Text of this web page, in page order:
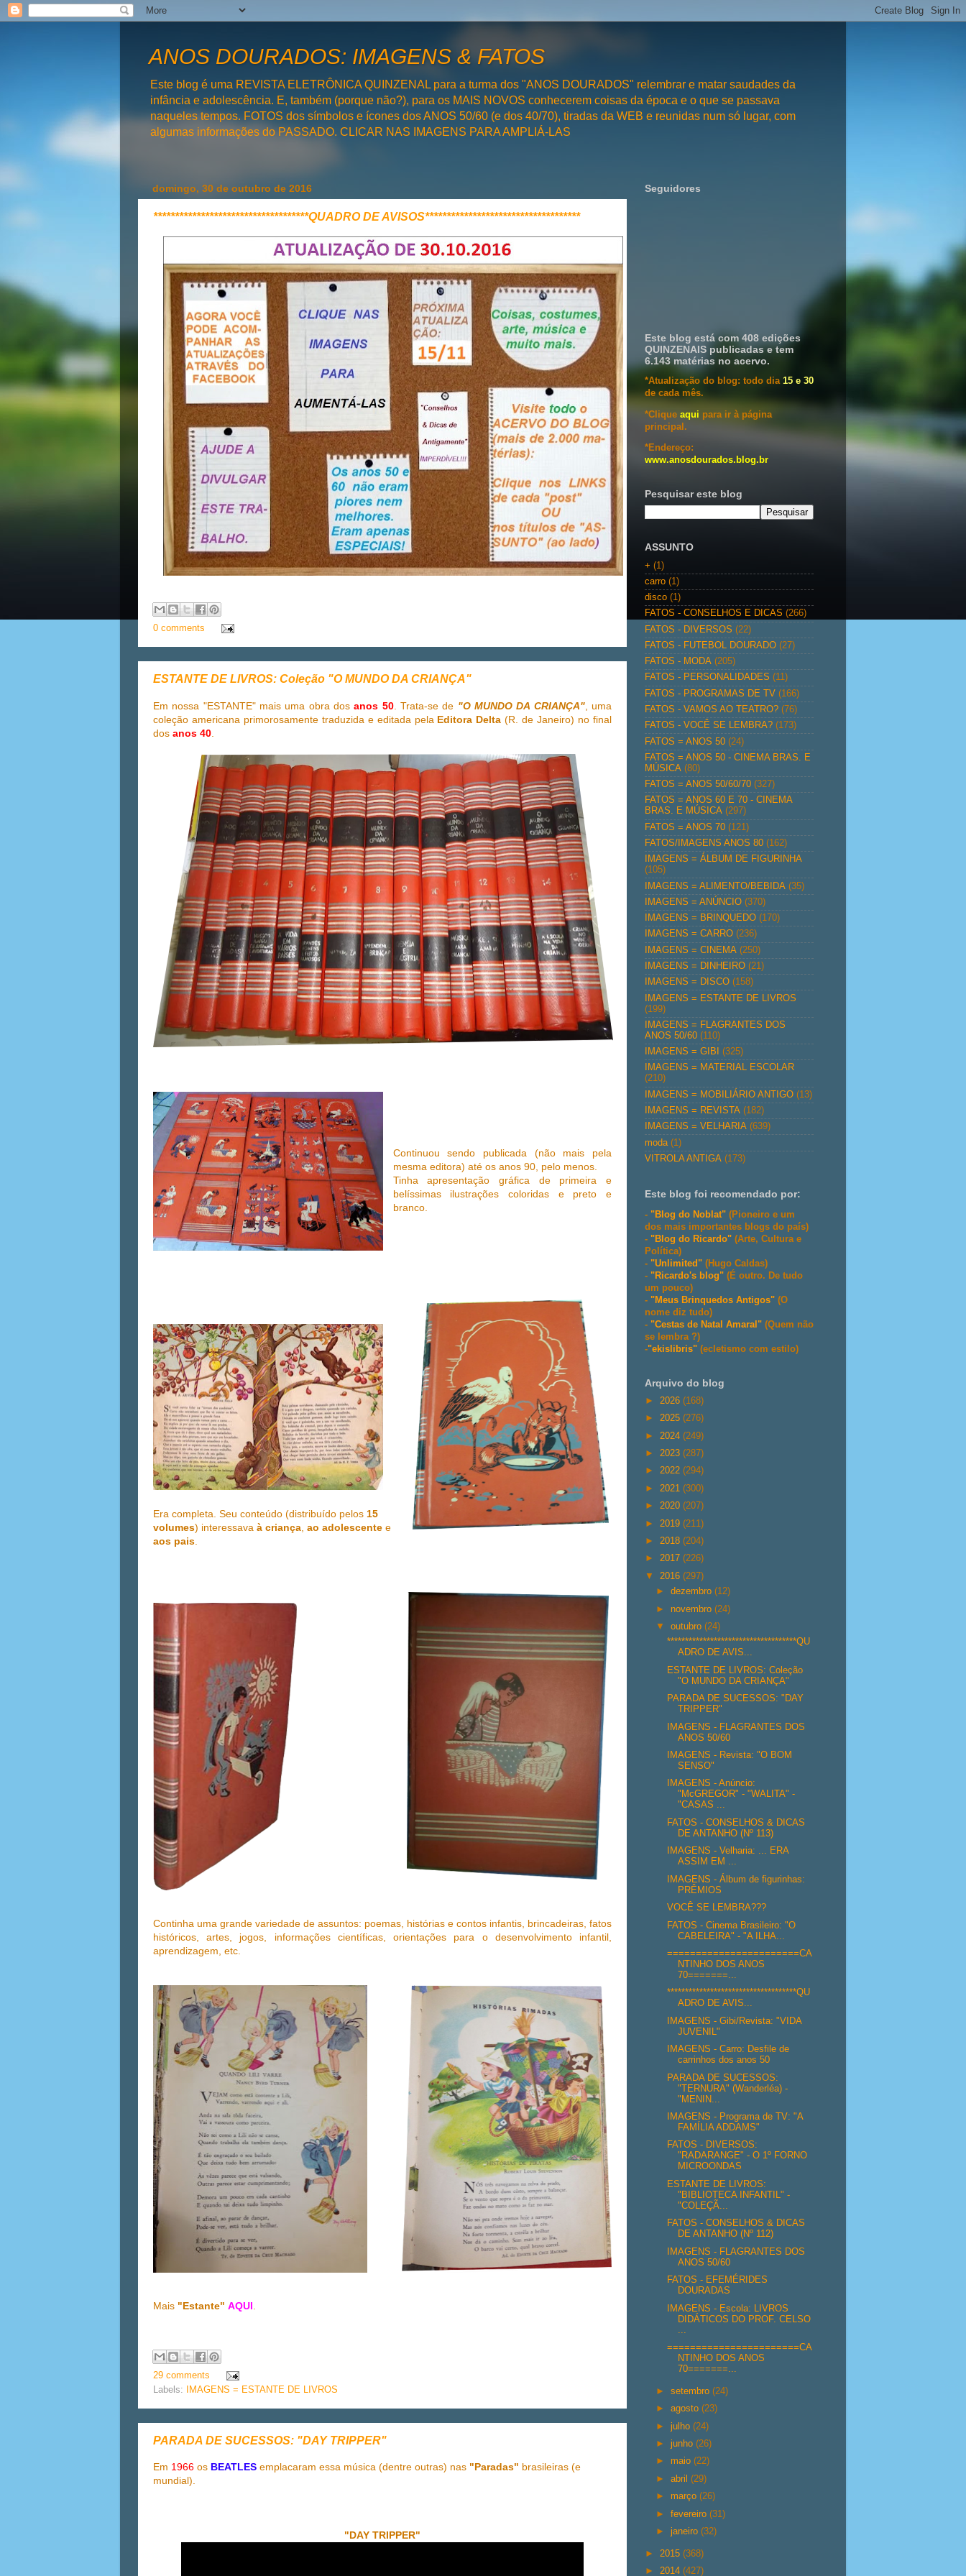
ANOS DOURADOS: IMAGENS & FATOS
Este blog é uma REVISTA ELETRÔNICA QUINZENAL para a turma dos "ANOS DOURADOS" relembrar e matar saudades da
infância e adolescência. E, também (porque não?), para os MAIS NOVOS conhecerem coisas da época e o que se passava
naqueles tempos. FOTOS dos símbolos e ícones dos ANOS 50/60 (e dos 40/70), tiradas da WEB e reunidas num só lugar, com
algumas informações do PASSADO. CLICAR NAS IMAGENS PARA AMPLIÁ-LAS
domingo, 30 de outubro de 2016
************************************QUADRO DE AVISOS************************************
0 comments
ESTANTE DE LIVROS: Coleção "O MUNDO DA CRIANÇA"
Em nossa "ESTANTE" mais uma obra dosanos 50. Trata-se de "O MUNDO DA CRIANÇA", uma
coleção americana primorosamente traduzida e editada pela Editora Delta (R. de Janeiro) no final
dos anos 40
Continuou sendo publicada (não mais pela
mesma editora) até os anos 90, pelo menos.
Tinha apresentação gráfica de primeira e
belíssimas ilustrações coloridas e preto e
branco.
Era completa. Seu conteúdo (distribuído pelos 15
volumes) interessava à criança ao adolescente e
aos pais
Continha uma grande variedade de assuntos: poemas, histórias e contos infantis, brincadeiras, fatos
históricos, artes, jogos, informações científicas, orientações para o desenvolvimento infantil,
aprendizagem, etc.
Mais "Estante" AQUI
29 comments
Labels:
IMAGENS = ESTANTE DE LIVROS
PARADA DE SUCESSOS: "DAY TRIPPER"
Em 1966 os BEATLES emplacaram essa música (dentre outras) nas "Paradas" brasileiras (e
mundial).
"DAY TRIPPER"
Seguidores
Este blog está com 408 edições
QUINZENAIS publicadas e tem
6.143 matérias no acervo.
*Atualização do blog: todo dia 15 e 30
de cada mês.
*Clique aqui para ir à página
principal.
*Endereço:
www.anosdourados.blog.br
Pesquisar este blog
ASSUNTO
+ (1)
carro (1)
disco (1)
FATOS - CONSELHOS E DICAS (266)
FATOS - DIVERSOS (22)
FATOS - FUTEBOL DOURADO (27)
FATOS - MODA (205)
FATOS - PERSONALIDADES (11)
FATOS - PROGRAMAS DE TV (166)
FATOS - VAMOS AO TEATRO? (76)
FATOS - VOCÊ SE LEMBRA? (173)
FATOS = ANOS 50 (24)
FATOS = ANOS 50 - CINEMA BRAS. E
MÚSICA (80)
FATOS = ANOS 50/60/70 (327)
FATOS = ANOS 60 E 70 - CINEMA
BRAS. E MÚSICA (297)
FATOS = ANOS 70 (121)
FATOS/IMAGENS ANOS 80 (162)
IMAGENS = ÁLBUM DE FIGURINHA
(105)
IMAGENS = ALIMENTO/BEBIDA (35)
IMAGENS = ANÚNCIO (370)
IMAGENS = BRINQUEDO (170)
IMAGENS = CARRO (236)
IMAGENS = CINEMA (250)
IMAGENS = DINHEIRO (21)
IMAGENS = DISCO (158)
IMAGENS = ESTANTE DE LIVROS
(199)
IMAGENS = FLAGRANTES DOS
ANOS 50/60 (110)
IMAGENS = GIBI
(325)
IMAGENS = MATERIAL ESCOLAR
(210)
IMAGENS = MOBILIÁRIO ANTIGO (13)
IMAGENS = REVISTA (182)
IMAGENS = VELHARIA (639)
moda (1)
VITROLA ANTIGA (173)
Este blog foi recomendado por:
- "Blog do Noblat" (Pioneiro e um
dos mais importantes blogs do país)
- "Blog do Ricardo" (Arte, Cultura e
Política)
- "Unlimited" (Hugo Caldas)
- "Ricardo's blog" (É outro. De tudo
um pouco)
- "Meus Brinquedos Antigos" (O
nome diz tudo)
- "Cestas de Natal Amaral" (Quem não
se lembra ?)
-"ekislibris" (ecletismo com estilo)
Arquivo do blog
► 2026 (168)
► 2025 (276)
► 2024 (249)
► 2023 (287)
► 2022 (294)
► 2021 (300)
► 2020 (207)
► 2019 (211)
► 2018 (204)
► 2017 (226)
▼ 2016 (297)
►dezembro(12)
► novembro(24)
▼outubro(24)
************************************QU
ADRO DE AVIS...
ESTANTE DE LIVROS: Coleção
"O MUNDO DA CRIANÇA"
PARADA DE SUCESSOS: "DAY
TRIPPER"
IMAGENS - FLAGRANTES DOS
ANOS 50/60
IMAGENS - Revista: "O BOM
SENSO"
IMAGENS - Anúncio:
"McGREGOR" - "WALITA" -
"CASAS ...
FATOS - CONSELHOS & DICAS
DE ANTANHO (Nº 113)
IMAGENS - Velharia: ... ERA
ASSIM EM ...
IMAGENS - Álbum de figurinhas:
PRÊMIOS
VOCÊ SE LEMBRA???
FATOS - Cinema Brasileiro: "O
CABELEIRA" - "A ILHA...
=======================CA
NTINHO DOS ANOS
70=======...
************************************QU
ADRO DE AVIS...
IMAGENS - Gibi/Revista: "VIDA
JUVENIL"
IMAGENS - Carro: Desfile de
carrinhos dos anos 50
PARADA DE SUCESSOS:
"TERNURA" (Wanderléa) -
"MENIN...
IMAGENS - Programa de TV: "A
FAMÍLIA ADDAMS"
FATOS - DIVERSOS:
"RADARANGE" - O 1º FORNO
MICROONDAS
ESTANTE DE LIVROS:
"BIBLIOTECA INFANTIL" -
"COLEÇÃ...
FATOS - CONSELHOS & DICAS
DE ANTANHO (Nº 112)
IMAGENS - FLAGRANTES DOS
ANOS 50/60
FATOS - EFEMÉRIDES
DOURADAS
IMAGENS - Escola: LIVROS
DIDÁTICOS DO PROF. CELSO
=======================CA
NTINHO DOS ANOS
70=======...
►setembro(24)
►agosto(23)
►julho(24)
►junho(26)
► maio(22)
►abril(29)
► março(26)
►fevereiro(31)
►janeiro(32)
► 2015 (368)
► 2014 (427)